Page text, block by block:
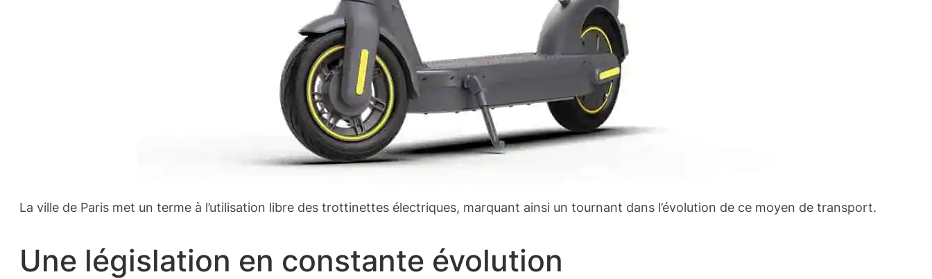
La ville de Paris met un terme à l’utilisation libre des trottinettes électriques, marquant ainsi un tournant dans l’évolution de ce moyen de transport.
Une législation en constante évolution